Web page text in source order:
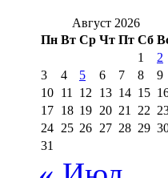
Август 2026
Пн Вт Ср Чт Пт Сб
1
2
3
4 5 6 7 8
9
10 11 12 13 14 15
17 18 19 20 21 22
24 25 26 27 28 29
31